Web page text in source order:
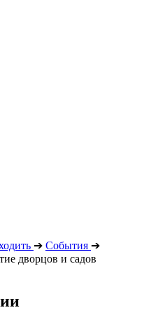
➔ События ➔
дворцов и садов